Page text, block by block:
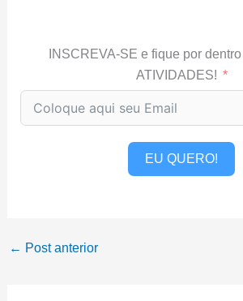
INSCREVA-SE e fique por
ATIVIDADES!
EU QUERO!
← Post anterior